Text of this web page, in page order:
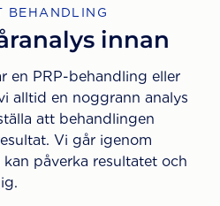
BEHANDLING
innan
en PRP-behandling eller
alltid en noggrann analys
att behandlingen
Vi går igenom
påverka resultatet och